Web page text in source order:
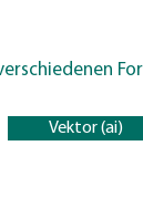
Vektor (ai)